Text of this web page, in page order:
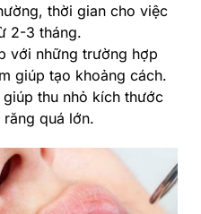
thời gian cho việc
2-3 tháng.
với những trường hợp
giúp tạo khoảng cách.
thu nhỏ kích thước
quá lớn.